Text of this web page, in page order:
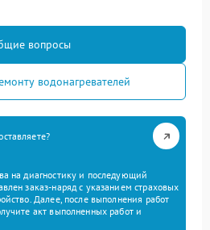
вопросы
водонагревателей
на диагностику и последующий
заказ-наряд с указанием страховых
Далее, после выполнения работ
акт выполненных работ и